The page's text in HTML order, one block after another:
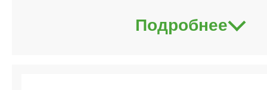
Подробнее